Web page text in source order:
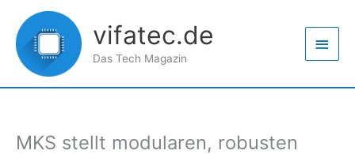
Inhalt
springen
vifatec.de
Das Tech Magazin
MKS stellt modularen, robusten